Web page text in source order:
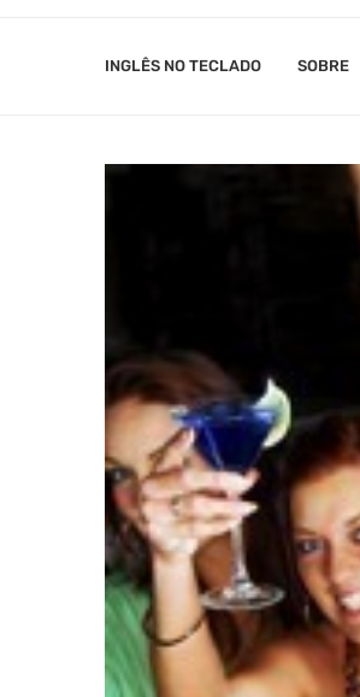
INGLÊS NO TECLADO SOBRE